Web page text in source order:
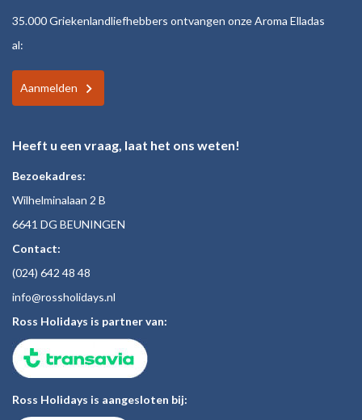
35.000 Griekenlandliefhebbers ontvangen onze Aroma Elladas
al:
Aanmelden
Heeft u een vraag, laat het ons weten!
Bezoekadres:
Wilhelminalaan 2 B
6641 DG BEUNINGEN
Contact:
(024) 642 48 48
info@rossholidays.nl
Ross Holidays is partner van:
Ross Holidays is aangesloten bij: